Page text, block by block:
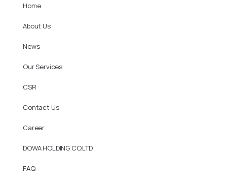
Home
About Us
News
Our Services
CSR
Contact Us
Career
DOWA HOLDING CO.LTD
FAQ